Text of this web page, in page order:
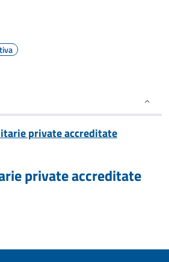
private accreditate
private accreditate